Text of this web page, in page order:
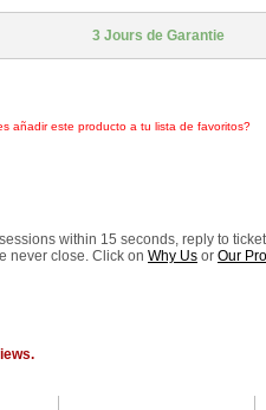
3 Jours de Garantie
añadir este producto a tu lista de favoritos?
within 15 seconds, reply to
never close. Click on Why Us or Our